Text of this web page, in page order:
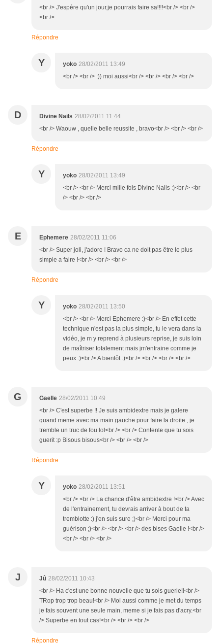
<br /> J'espére qu'un jour,je pourrais faire sa!!!!<br /> <br />
<br />
Répondre
Y yoko 28/02/2011 13:49
<br /> <br /> :)) moi aussi<br /> <br /> <br /> <br />
D Divine Nails 28/02/2011 11:44
<br /> Waouw , quelle belle reussite , bravo<br /> <br /> <br />
Répondre
Y yoko 28/02/2011 13:49
<br /> <br /> Merci mille fois Divine Nails :)<br /> <br
/> <br /> <br />
E Ephemere 28/02/2011 11:06
<br /> Super joli, j'adore ! Bravo ca ne doit pas être le plus
simple a faire !<br /> <br /> <br />
Répondre
Y yoko 28/02/2011 13:50
<br /> <br /> Merci Ephemere :)<br /> En effet cette
technique n'est pas la plus simple, tu le vera dans la
vidéo, je m y reprend à plusieurs reprise, je suis loin
de maîtriser totalement mais jm'entraine comme je
peux :)<br /> A bientôt :)<br /> <br /> <br /> <br />
G Gaelle 28/02/2011 10:49
<br /> C'est superbe !! Je suis ambidextre mais je galere
quand meme avec ma main gauche pour faire la droite , je
tremble un truc de fou lol<br /> <br /> Contente que tu sois
guerit :p Bisous bisous<br /> <br /> <br />
Répondre
Y yoko 28/02/2011 13:51
<br /> <br /> La chance d'être ambidextre !<br /> Avec
de l'entrainement, tu devrais arriver à bout de ta
tremblotte :) j'en suis sure ;)<br /> Merci pour ma
guérison ;)<br /> <br /> <br /> des bises Gaelle !<br />
<br /> <br /> <br />
J Jû 28/02/2011 10:43
<br /> Ha c'est une bonne nouvelle que tu sois guerie!!<br />
TRop trop trop beau!<br /> Moi aussi comme je met du temps
je fais souvent une seule main, meme si je fais pas d'acry.<br
/> Superbe en tout cas!<br /> <br /> <br />
Répondre